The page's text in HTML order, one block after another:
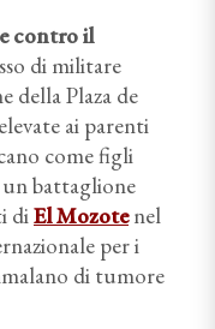
contro il
di militare
della Plaza de
ai parenti
come figli
un battaglione
diEl Mozotenel
per i
di tumore